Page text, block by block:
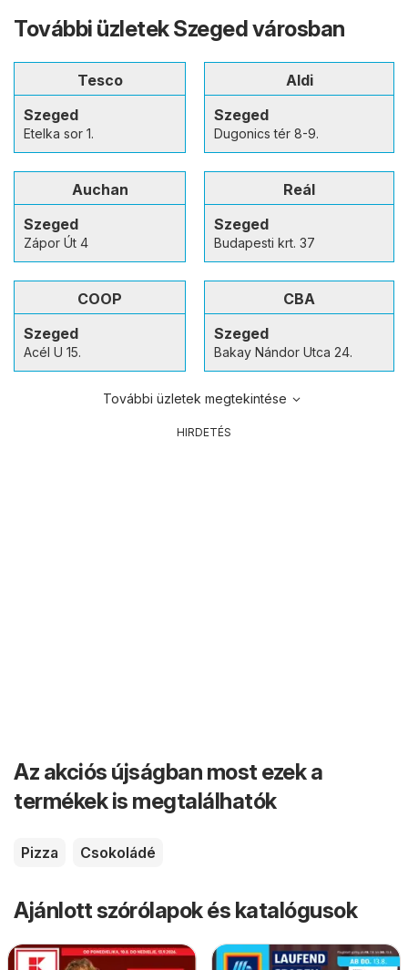
További üzletek Szeged városban
Tesco
Szeged
Etelka sor 1.
Aldi
Szeged
Dugonics tér 8-9.
Auchan
Szeged
Zápor Út 4
Reál
Szeged
Budapesti krt. 37
COOP
Szeged
Acél U 15.
CBA
Szeged
Bakay Nándor Utca 24.
További üzletek megtekintése
HIRDETÉS
Az akciós újságban most ezek a
termékek is megtalálhatók
Pizza Csokoládé
Ajánlott szórólapok és katalógusok